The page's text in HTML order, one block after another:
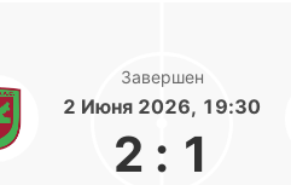
Завершен
2 Июня 2026, 19:30
2 : 1